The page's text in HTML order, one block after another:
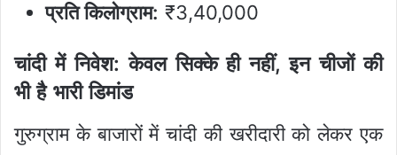
प्रति किलोग्राम: ₹3,40,000
चांदी में निवेश: केवल सिक्के ही नहीं, इन चीजों की
भी है भारी डिमांड
गुरुग्राम के बाजारों में चांदी की खरीदारी को लेकर एक